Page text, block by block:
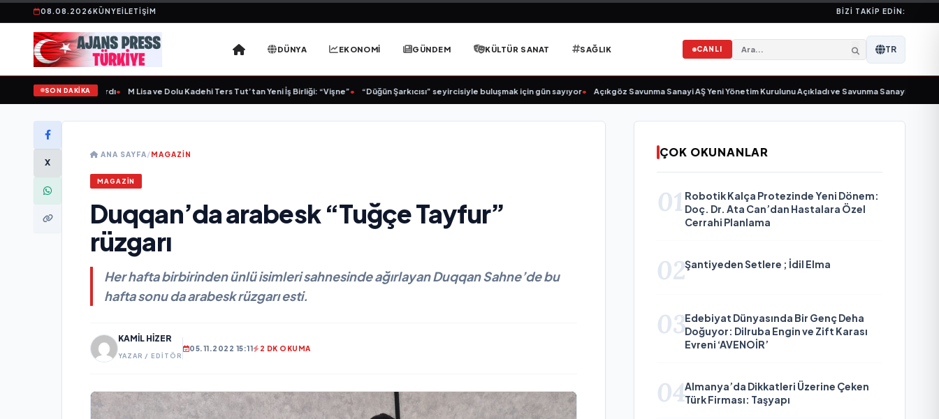
08.08.2026KÜNYEİLETIŞIM BIZI TAKIP EDIN:
DÜNYA EKONOMİ GÜNDEM KÜLTÜR SANAT SAĞLIK CANLI TR
SON DAKİKA
Bir Marka Kazandırdı M Lisa ve Dolu Kadehi Ters Tut’tan Yeni İş Birliği: “Vişne”• “Düğün Şarkıcısı” seyircisiyle buluşmak için gün sayıyor• Açıkgöz Savunma Sanayi AŞ Yeni Yönetim Kurulunu Açıkladı ve Savunma Sanayinde Küresel
X
ANA SAYFA/MAGAZİN
MAGAZİN
Duqqan’da arabesk “Tuğçe Tayfur”
rüzgarı
Her hafta birbirinden ünlü isimleri sahnesinde ağırlayan Duqqan Sahne’de bu
hafta sonu da arabesk rüzgarı esti.
KAMIL HIZER
YAZAR / EDITÖR
05.11.2022 15:11 2 DK OKUMA
ÇOK OKUNANLAR
01 Robotik Kalça Protezinde Yeni Dönem:
Doç. Dr. Ata Can’dan Hastalara Özel
Cerrahi Planlama
02Şantiyeden Setlere ; İdil Elma
03Edebiyat Dünyasında Bir Genç Deha
Doğuyor: Dilruba Engin ve Zift Karası
Evreni ‘AVENOİR’
04Almanya’da Dikkatleri Üzerine Çeken
Türk Firması: Taşyapı